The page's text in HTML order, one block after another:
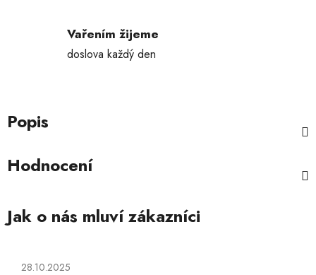
Vařením žijeme
doslova každý den
Popis
Hodnocení
Hodnocení obchodu je 5 z 5 hvězdiček.
28.10.2025